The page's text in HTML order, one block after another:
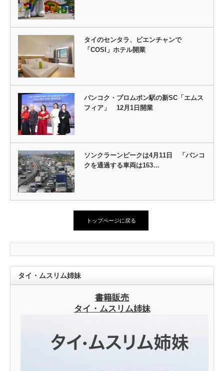
タイのセンタラ、ビエンチャンで
「COSI」ホテル開業
バンコク・プロムポン駅の新SC「エムス
フィア」 12月1日開業
ソンクラーンピークは4月11日 「バンコ
クを通過する車両は163…
トップページに戻る
タイ・ムスリム姉妹
書籍販売
タイ・ムスリム姉妹